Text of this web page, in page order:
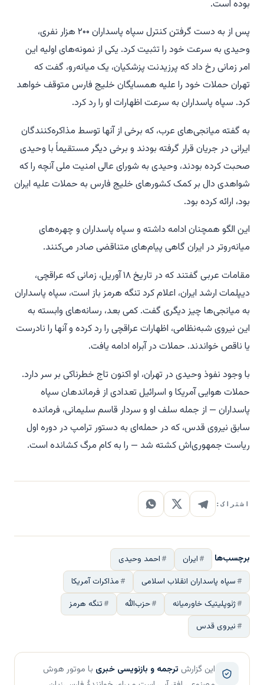
بوده است.
پس از به دست گرفتن کنترل سپاه پاسداران ۲۰۰ هزار نفری،
وحیدی به سرعت خود را تثبیت کرد. یکی از نمونه‌های اولیه این
امر زمانی رخ داد که پرزیدنت پزشکیان، یک میانه‌رو، گفت که
تهران حملات خود را علیه همسایگان خلیج فارس متوقف خواهد
کرد. سپاه پاسداران به سرعت اظهارات او را رد کرد.
به گفته میانجی‌های عرب، که برخی از آنها توسط مذاکره‌کنندگان
ایرانی در جریان قرار گرفته بودند و برخی دیگر مستقیماً با وحیدی
صحبت کرده بودند، وحیدی به شورای عالی امنیت ملی آنچه را که
شواهدی دال بر کمک کشورهای خلیج فارس به حملات علیه ایران
بود، ارائه کرده بود.
این الگو همچنان ادامه داشته و سپاه پاسداران و چهره‌های
میانه‌روتر در ایران گاهی پیام‌های متناقضی صادر می‌کنند.
مقامات عربی گفتند که در تاریخ ۱۸ آوریل، زمانی که عراقچی،
دیپلمات ارشد ایران، اعلام کرد تنگه هرمز باز است، سپاه پاسداران
به میانجی‌ها چیز دیگری گفت. کمی بعد، رسانه‌های وابسته به
این نیروی شبه‌نظامی، اظهارات عراقچی را رد کرده و آنها را نادرست
یا ناقص خواندند. حملات در آبراه ادامه یافت.
با وجود نفوذ وحیدی در تهران، او اکنون تاج خطرناکی بر سر دارد.
حملات هوایی آمریکا و اسرائیل تعدادی از فرماندهان سپاه
پاسداران — از جمله سلف او و سردار قاسم سلیمانی، فرمانده
سابق نیروی قدس، که در حمله‌ای به دستور ترامپ در دوره اول
ریاست جمهوری‌اش کشته شد — را به کام مرگ کشانده است.
اشتراک:
برچسب‌ها ایران
احمد وحیدی
سپاه پاسداران انقلاب اسلامی
مذاکرات آمریکا
ژئوپلیتیک خاورمیانه
حزب‌الله
تنگه هرمز
نیروی قدس
این گزارش ترجمه و بازنویسی خبری با موتور هوش